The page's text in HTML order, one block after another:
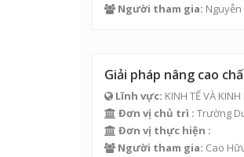
Người tham gia:
Giải pháp nâng cao
Lĩnh vực: KINH TẾ VÀ
Đơn vị chủ trì : Trường
Đơn vị thực hiện :
Người tham gia: Cao